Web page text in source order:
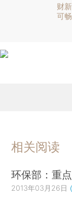
财
可
相关阅读
环保部：重
2013年03月26日